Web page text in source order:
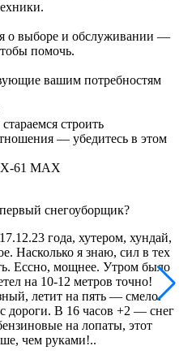
о выборе и обслуживании —
помочь.
вашим потребностям
строить
— убедитесь в этом
61 MAX
снегоуборщик?
года, хутером, хундай,
Насколько я знаю, сил в тех
Ессно, мощнее. Утром было
на 10-12 метров точно!
летит на пять — смело.
дороги. В 16 часов +2 — снег
на лопаты, этот
чем руками!..